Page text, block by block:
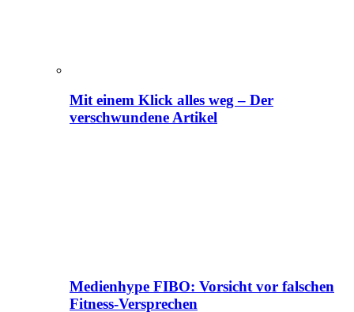
Mit einem Klick alles weg – Der
verschwundene Artikel
Medienhype FIBO: Vorsicht vor falschen
Fitness-Versprechen